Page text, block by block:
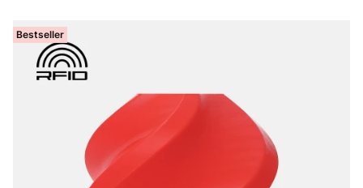
Bestseller